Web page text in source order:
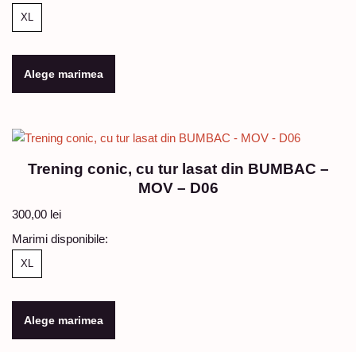
XL
Alege marimea
Trening conic, cu tur lasat din BUMBAC –
MOV – D06
300,00 lei
Marimi disponibile:
XL
Alege marimea